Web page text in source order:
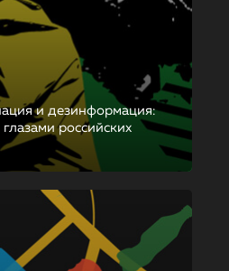
и дезинформация:
российских